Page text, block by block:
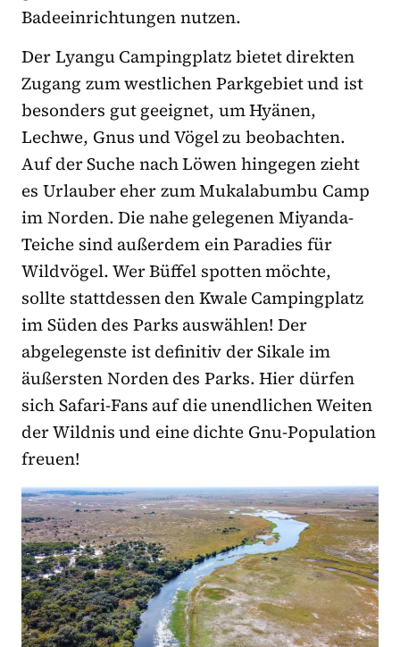
Badeeinrichtungen nutzen.
Der Lyangu Campingplatz bietet direkten
Zugang zum westlichen Parkgebiet und ist
besonders gut geeignet, um Hyänen,
Lechwe, Gnus und Vögel zu beobachten.
Auf der Suche nach Löwen hingegen zieht
es Urlauber eher zum Mukalabumbu Camp
im Norden. Die nahe gelegenen Miyanda-
Teiche sind außerdem ein Paradies für
Wildvögel. Wer Büffel spotten möchte,
sollte stattdessen den Kwale Campingplatz
im Süden des Parks auswählen! Der
abgelegenste ist definitiv der Sikale im
äußersten Norden des Parks. Hier dürfen
sich Safari-Fans auf die unendlichen Weiten
der Wildnis und eine dichte Gnu-Population
freuen!